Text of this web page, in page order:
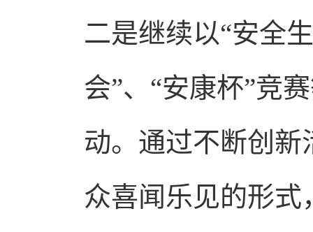
二是继续以“安全
会”、“安康杯”竞
动。通过不断创
众喜闻乐见的形